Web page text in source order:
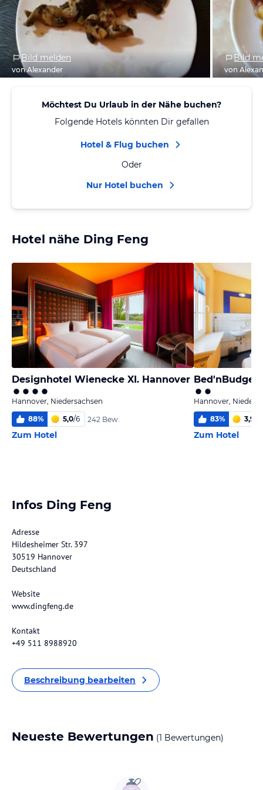
Bild melden
von Alexander
Bild
von
Möchtest Du Urlaub in der Nähe buchen?
Folgende Hotels könnten Dir gefallen
Hotel & Flug buchen
Oder
Nur Hotel buchen
Hotel nähe Ding Feng
Designhotel Wienecke XI. Hannover
Hannover, Niedersachsen
88% 5,0/6 242 Bew.
Zum Hotel
Bed'nBudget
Hannover,
83% 3,9
Zum Hotel
Infos Ding Feng
Adresse
Hildesheimer Str. 397
30519 Hannover
Deutschland
Website
www.dingfeng.de
Kontakt
+49 511 8988920
Beschreibung bearbeiten
Neueste Bewertungen (1 Bewertungen)